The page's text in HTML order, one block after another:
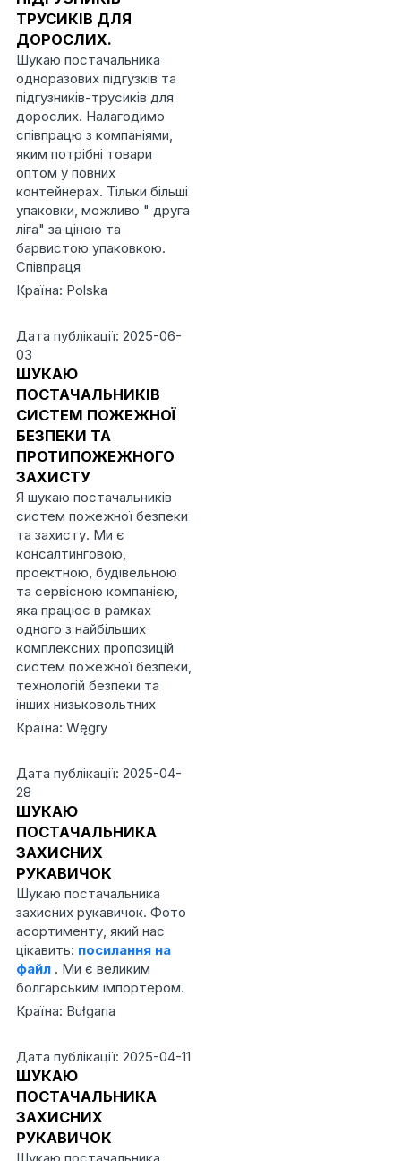
ТРУСИКІВ ДЛЯ
ДОРОСЛИХ.
Шукаю постачальника
одноразових підгузків та
підгузників-трусиків для
дорослих. Налагодимо
співпрацю з компаніями,
яким потрібні товари
оптом у повних
контейнерах. Тільки більші
упаковки, можливо " друга
ліга" за ціною та
барвистою упаковкою.
Співпраця
Країна: Polska
Дата публікації: 2025-06-
03
ШУКАЮ
ПОСТАЧАЛЬНИКІВ
СИСТЕМ ПОЖЕЖНОЇ
БЕЗПЕКИ ТА
ПРОТИПОЖЕЖНОГО
ЗАХИСТУ
Я шукаю постачальників
систем пожежної безпеки
та захисту. Ми є
консалтинговою,
проектною, будівельною
та сервісною компанією,
яка працює в рамках
одного з найбільших
комплексних пропозицій
систем пожежної безпеки,
технологій безпеки та
інших низьковольтних
Країна: Węgry
Дата публікації: 2025-04-
28
ШУКАЮ
ПОСТАЧАЛЬНИКА
ЗАХИСНИХ
РУКАВИЧОК
Шукаю постачальника
захисних рукавичок. Фото
асортименту, який нас
цікавить: посилання на
файл. Ми є великим
болгарським імпортером.
Країна: Bułgaria
Дата публікації: 2025-04-11
ШУКАЮ
ПОСТАЧАЛЬНИКА
ЗАХИСНИХ
РУКАВИЧОК